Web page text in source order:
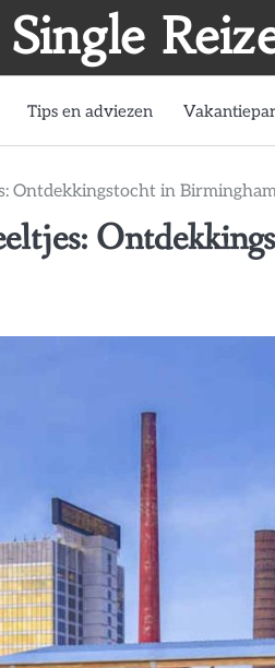
Single
Tips en adviezen
Ontdekkingstocht in